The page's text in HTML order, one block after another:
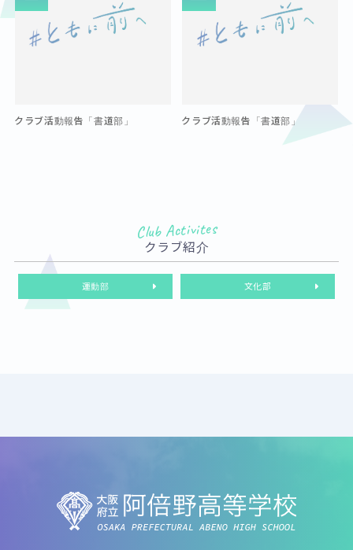
クラブ活動報告「書道部」 クラブ活動報告「書道部」
Club Activites
クラブ紹介
運動部 文化部